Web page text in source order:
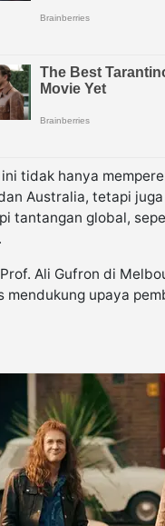
ini tidak hanya
Australia, tetapi
tantangan global,
Ali Gufron di
mendukung upaya